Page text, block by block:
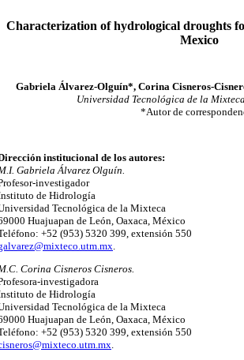
Characterization of hydrological droughts
Mexico
Gabriela Álvarez-Olguín*, Corina Cisneros-
Universidad Tecnológica de la
*Autor de
institucional de los autores:
Gabriela Álvarez Olguín.
investigador
de Hidrología
Tecnológica de la Mixteca
Huajuapan de León, Oaxaca, México
+52 (953) 5320 399, extensión 550
Corina Cisneros Cisneros.
investigadora
de Hidrología
Tecnológica de la Mixteca
Huajuapan de León, Oaxaca, México
+52 (953) 5320 399, extensión 550